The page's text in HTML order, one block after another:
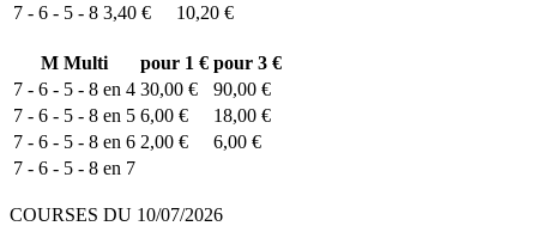
7 - 6 - 5 - 8 3,40 € 10,20 €
M Multi pour 1 € pour 3 €
7 - 6 - 5 - 8 en 4 30,00 €
90,00 €
7 - 6 - 5 - 8 en 5 6,00 €
18,00 €
7 - 6 - 5 - 8 en 6 2,00 €
6,00 €
7 - 6 - 5 - 8 en 7
COURSES DU 10/07/2026